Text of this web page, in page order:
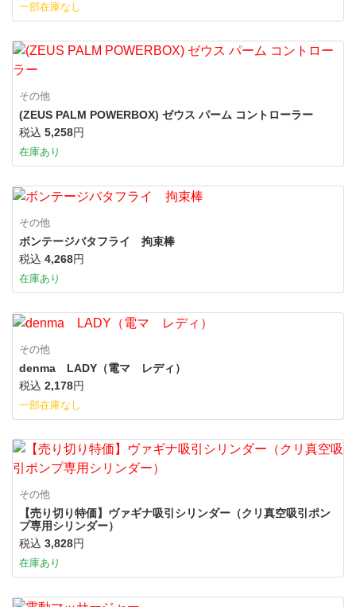
一部在庫なし
その他
(ZEUS PALM POWERBOX) ゼウス パーム コントローラー
税込 5,258円
在庫あり
その他
ボンテージバタフライ 拘束棒
税込 4,268円
在庫あり
その他
denma LADY（電マ レディ）
税込 2,178円
一部在庫なし
その他
【売り切り特価】ヴァギナ吸引シリンダー（クリ真空吸引ポン
プ専用シリンダー）
税込 3,828円
在庫あり